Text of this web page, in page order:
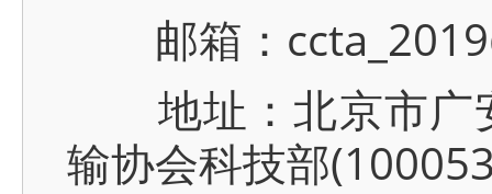
邮箱：
地址：北京市广
输协会科技部